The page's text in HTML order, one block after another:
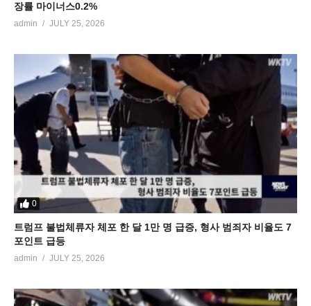
장률 마이너스0.2%
admin JULY 25, 2026
0
트럼프 불법체류자 체포 한 달 1만 명 급증, 형사 범죄자 비율도 7
포인트 급등
admin JULY 25, 2026